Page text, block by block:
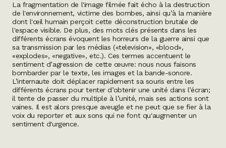
La fragmentation de l'image filmée fait écho à la destruction
de l'environnement, victime des bombes, ainsi qu’à la manière
dont l'œil humain perçoit cette déconstruction brutale de
l'espace visible. De plus, des mots clés présents dans les
différents écrans évoquent les horreurs de la guerre ainsi que
sa transmission par les médias («television», «blood»,
«explodes», «negative», etc.). Ces termes accentuent le
sentiment d’agression de cette œuvre: nous nous faisons
bombarder par le texte, les images et la bande-sonore.
L’internaute doit déplacer rapidement sa souris entre les
différents écrans pour tenter d’obtenir une unité dans l’écran;
il tente de passer du multiple à l’unité, mais ses actions sont
vaines. Il est alors presque aveugle et ne peut que se fier à la
voix du reporter et aux sons qui ne font qu'augmenter un
sentiment d'urgence.